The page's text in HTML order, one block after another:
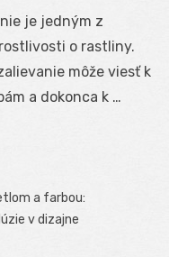
je jedným z
o rastliny.
môže viesť k
a dokonca k …
a farbou:
v dizajne